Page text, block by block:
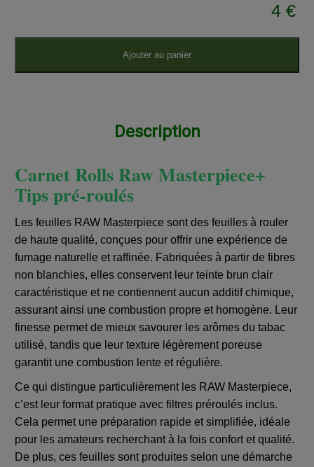
4 €
Ajouter au panier
Description
Carnet Rolls Raw Masterpiece+
Tips pré-roulés
Les feuilles RAW Masterpiece sont des feuilles à rouler
de haute qualité, conçues pour offrir une expérience de
fumage naturelle et raffinée. Fabriquées à partir de fibres
non blanchies, elles conservent leur teinte brun clair
caractéristique et ne contiennent aucun additif chimique,
assurant ainsi une combustion propre et homogène. Leur
finesse permet de mieux savourer les arômes du tabac
utilisé, tandis que leur texture légèrement poreuse
garantit une combustion lente et régulière.
Ce qui distingue particulièrement les RAW Masterpiece,
c’est leur format pratique avec filtres préroulés inclus.
Cela permet une préparation rapide et simplifiée, idéale
pour les amateurs recherchant à la fois confort et qualité.
De plus, ces feuilles sont produites selon une démarche